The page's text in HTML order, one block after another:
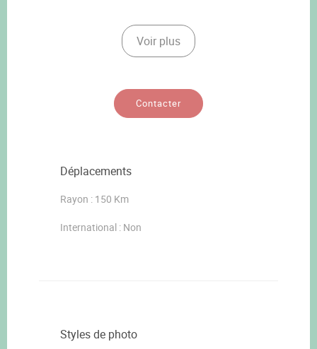
Voir plus
Contacter
Déplacements
Rayon : 150 Km
International : Non
Styles de photo